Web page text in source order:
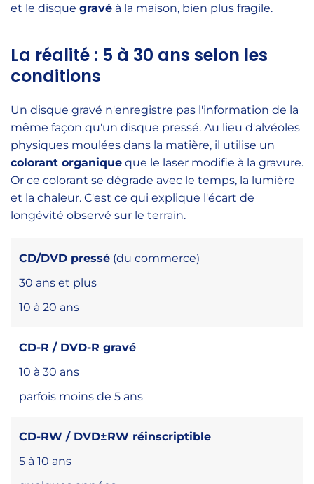
et le disque gravé à la maison, bien plus fragile.
La réalité : 5 à 30 ans selon les
conditions
Un disque gravé n'enregistre pas l'information de la
même façon qu'un disque pressé. Au lieu d'alvéoles
physiques moulées dans la matière, il utilise un
colorant organique que le laser modifie à la gravure.
Or ce colorant se dégrade avec le temps, la lumière
et la chaleur. C'est ce qui explique l'écart de
longévité observé sur le terrain.
CD/DVD pressé (du commerce)
30 ans et plus
10 à 20 ans
CD-R / DVD-R gravé
10 à 30 ans
parfois moins de 5 ans
CD-RW / DVD±RW réinscriptible
5 à 10 ans